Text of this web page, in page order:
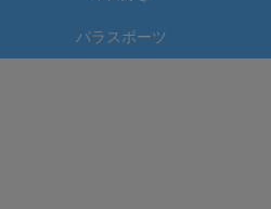
パラスポーツ